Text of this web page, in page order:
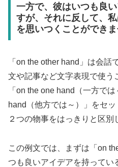
一方で、彼はいつも良
すが、それに反して、
を思いつくことができま
「on the other hand」は会
文や記事など文字表現で使う
「on the one hand（一方で
hand（他方では～）」をセ
２つの物事をはっきりと区別
この例文では、まずは「on
つも良いアイデアを持ってい